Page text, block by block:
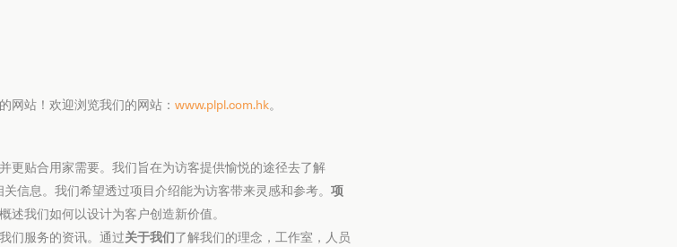
网站！欢迎浏览我们的网站： www.plpl.com.hk。
更贴合用家需要。我们旨在为访客提供愉悦的途径去了解
信息。我们希望透过项目介绍能为访客带来灵感和参考。 项
述我们如何以设计为客户创造新价值。
们服务的资讯。通过关于我们了解我们的理念，工作室，人员